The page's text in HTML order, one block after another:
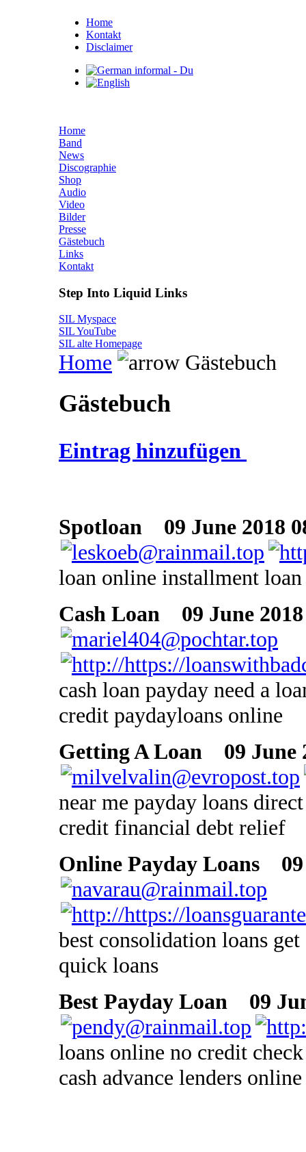
Home
Kontakt
Disclaimer
Home
Band
News
Discographie
Shop
Audio
Video
Bilder
Presse
Gästebuch
Links
Kontakt
Step Into Liquid Links
SIL Myspace
SIL YouTube
SIL alte Homepage
Home Gästebuch
Gästebuch
Eintrag hinzufügen
Spotloan 09 June 2018
loan online installment
Cash Loan
09 June
cash loan payday need a
credit paydayloans online
Getting A Loan
09 June
near me payday loans
credit financial debt relief
Online Payday Loans
09
best consolidation loans
quick loans
Best Payday Loan
09
loans online no credit
cash advance lenders online